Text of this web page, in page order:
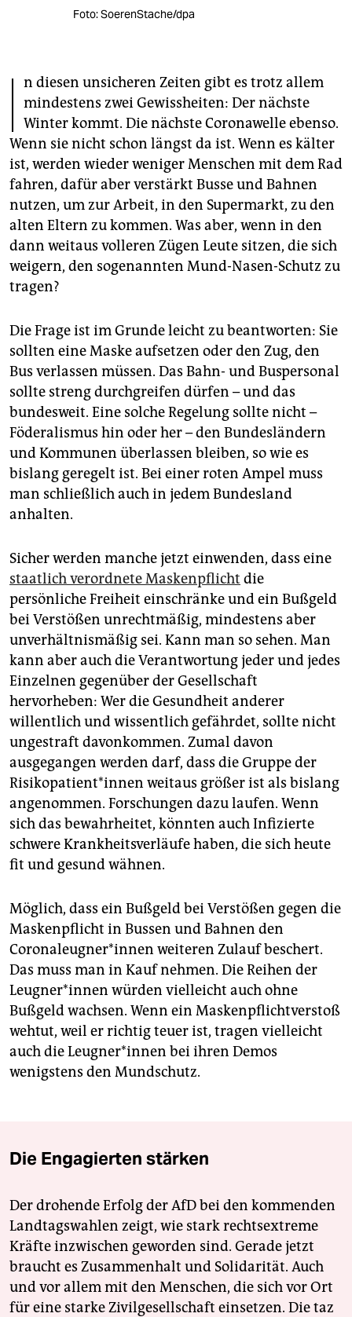
fragen & hilfe
genossenschaft
epaper login
Foto: SoerenStache/dpa
I n diesen unsicheren Zeiten gibt es trotz allem
mindestens zwei Gewissheiten: Der nächste
Winter kommt. Die nächste Coronawelle ebenso.
Wenn sie nicht schon längst da ist. Wenn es kälter
ist, werden wieder weniger Menschen mit dem Rad
fahren, dafür aber verstärkt Busse und Bahnen
nutzen, um zur Arbeit, in den Supermarkt, zu den
alten Eltern zu kommen. Was aber, wenn in den
dann weitaus volleren Zügen Leute sitzen, die sich
weigern, den sogenannten Mund-Nasen-Schutz zu
tragen?
Die Frage ist im Grunde leicht zu beantworten: Sie
sollten eine Maske aufsetzen oder den Zug, den
Bus verlassen müssen. Das Bahn- und Buspersonal
sollte streng durchgreifen dürfen – und das
bundesweit. Eine solche Regelung sollte nicht –
Föderalismus hin oder her – den Bundesländern
und Kommunen überlassen bleiben, so wie es
bislang geregelt ist. Bei einer roten Ampel muss
man schließlich auch in jedem Bundesland
anhalten.
Sicher werden manche jetzt einwenden, dass eine
staatlich verordnete Maskenpflicht die
persönliche Freiheit einschränke und ein Bußgeld
bei Verstößen unrechtmäßig, mindestens aber
unverhältnismäßig sei. Kann man so sehen. Man
kann aber auch die Verantwortung jeder und jedes
Einzelnen gegenüber der Gesellschaft
hervorheben: Wer die Gesundheit anderer
willentlich und wissentlich gefährdet, sollte nicht
ungestraft davonkommen. Zumal davon
ausgegangen werden darf, dass die Gruppe der
Risikopatient*innen weitaus größer ist als bislang
angenommen. Forschungen dazu laufen. Wenn
sich das bewahrheitet, könnten auch Infizierte
schwere Krankheitsverläufe haben, die sich heute
fit und gesund wähnen.
Möglich, dass ein Bußgeld bei Verstößen gegen die
Maskenpflicht in Bussen und Bahnen den
Coronaleugner*innen weiteren Zulauf beschert.
Das muss man in Kauf nehmen. Die Reihen der
Leugner*innen würden vielleicht auch ohne
Bußgeld wachsen. Wenn ein Maskenpflichtverstoß
wehtut, weil er richtig teuer ist, tragen vielleicht
auch die Leugner*innen bei ihren Demos
wenigstens den Mundschutz.
Die Engagierten stärken
Der drohende Erfolg der AfD bei den kommenden
Landtagswahlen zeigt, wie stark rechtsextreme
Kräfte inzwischen geworden sind. Gerade jetzt
braucht es Zusammenhalt und Solidarität. Auch
und vor allem mit den Menschen, die sich vor Ort
für eine starke Zivilgesellschaft einsetzen. Die taz